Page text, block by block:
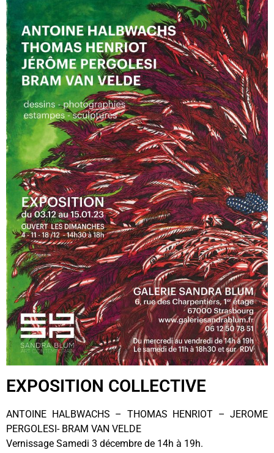
EXPOSITION COLLECTIVE
ANTOINE HALBWACHS – THOMAS HENRIOT – JEROME
PERGOLESI- BRAM VAN VELDE
Vernissage Samedi 3 décembre de 14h à 19h.